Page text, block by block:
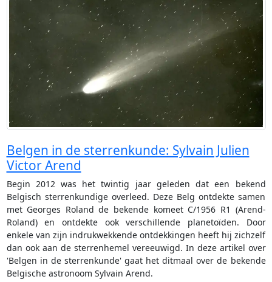
Belgen in de sterrenkunde: Sylvain Julien
Victor Arend
Begin 2012 was het twintig jaar geleden dat een bekend
Belgisch sterrenkundige overleed. Deze Belg ontdekte samen
met Georges Roland de bekende komeet C/1956 R1 (Arend-
Roland) en ontdekte ook verschillende planetoïden. Door
enkele van zijn indrukwekkende ontdekkingen heeft hij zichzelf
dan ook aan de sterrenhemel vereeuwigd. In deze artikel over
'Belgen in de sterrenkunde' gaat het ditmaal over de bekende
Belgische astronoom Sylvain Arend.